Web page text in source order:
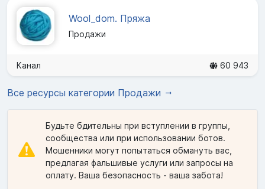
Wool_dom. Пряжа
Продажи
Канал 60 943
Все ресурсы категории Продажи
Будьте бдительны при вступлении в группы,
сообщества или при использовании ботов.
Мошенники могут попытаться обмануть вас,
предлагая фальшивые услуги или запросы на
оплату. Ваша безопасность - ваша забота!